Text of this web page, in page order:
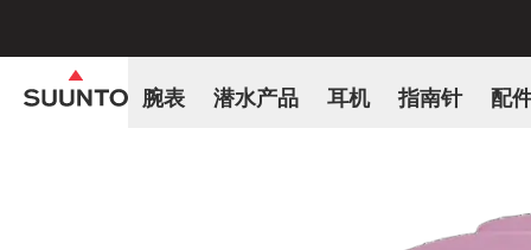
腕表 潜水产品 耳机 指南针 配